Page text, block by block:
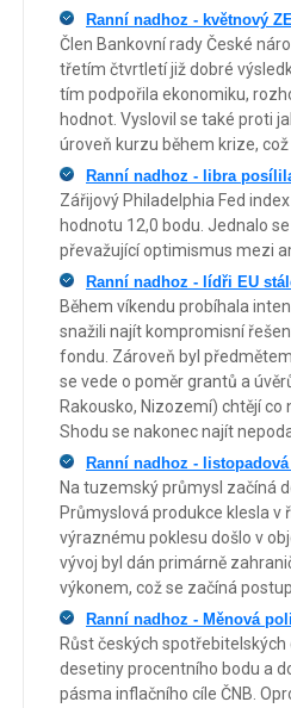
Ranní nadhoz - květnový
Člen Bankovní rady České
třetím čtvrtletí již dobré
tím podpořila ekonomiku,
hodnot. Vyslovil se také proti
úroveň kurzu během krize,
Ranní nadhoz - libra
Zářijový Philadelphia Fed
hodnotu 12,0 bodu. Jednalo
převažující optimismus mezi
Ranní nadhoz - lídři EU
Během víkendu probíhala
snažili najít kompromisní
fondu. Zároveň byl
se vede o poměr grantů a
Rakousko, Nizozemí) chtějí
Shodu se nakonec najít
Ranní nadhoz -
Na tuzemský průmysl začíná
Průmyslová produkce klesla v
výraznému poklesu došlo v
vývoj byl dán primárně
výkonem, což se začíná
Ranní nadhoz - Měnová
Růst českých
desetiny procentního bodu a
pásma inflačního cíle ČNB.